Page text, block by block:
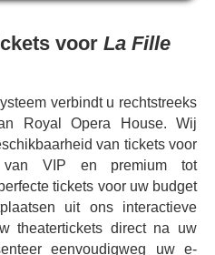
Juan Diego Flórezkeert
Jonah Hoskins , enSara
bij de Royal Opera als de
staat bekend als een van
vanbel canto, het genre van
du Regimentzit vol
afgewisseld met
dialogen die dit bruisende
zijn onder meer
'Chacun le sait'
tijdloze tenor-showstopper,
voor La Fille
verbindt u rechtstreeks
Royal Opera House. Wij
van tickets voor
VIP en premium tot
tickets voor uw budget
uit ons interactieve
theatertickets direct na uw
eenvoudigweg uw e-